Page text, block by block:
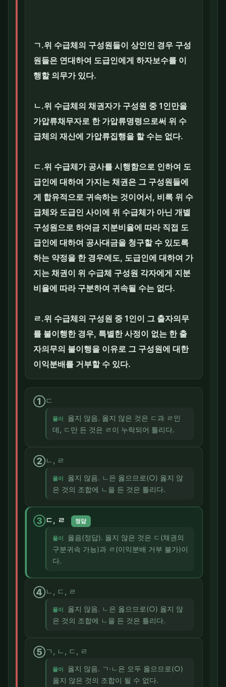
ㄱ.위 수급체의 구성원들이 상인인 경우 구성
원들은 연대하여 도급인에게 하자보수를 이
행할 의무가 있다.
ㄴ.위 수급체의 채권자가 구성원 중 1인만을
가압류채무자로 한 가압류명령으로써 위 수
급체의 재산에 가압류집행을 할 수는 없다.
ㄷ.위 수급체가 공사를 시행함으로 인하여 도
급인에 대하여 가지는 채권은 그 구성원들에
게 합유적으로 귀속하는 것이어서, 비록 위 수
급체와 도급인 사이에 위 수급체가 아닌 개별
구성원으로 하여금 지분비율에 따라 직접 도
급인에 대하여 공사대금을 청구할 수 있도록
하는 약정을 한 경우에도, 도급인에 대하여 가
지는 채권이 위 수급체 구성원 각자에게 지분
비율에 따라 구분하여 귀속될 수는 없다.
ㄹ.위 수급체의 구성원 중 1인이 그 출자의무
를 불이행한 경우, 특별한 사정이 없는 한 출
자의무의 불이행을 이유로 그 구성원에 대한
이익분배를 거부할 수 있다.
①ㄷ
풀이
옳지 않음. 옳지 않은 것은 ㄷ과 ㄹ인
데, ㄷ만 든 것은 ㄹ이 누락되어 틀리다.
②ㄴ, ㄹ
풀이
옳지 않음. ㄴ은 옳으므로(○) 옳지 않
은 것의 조합에 ㄴ을 든 것은 틀리다.
③ㄷ, ㄹ 정답
풀이
옳음(정답). 옳지 않은 것은 ㄷ(채권의
구분귀속 가능)과 ㄹ(이익분배 거부 불가)이
다.
④ㄴ, ㄷ, ㄹ
풀이
옳지 않음. ㄴ은 옳으므로(○) 옳지 않
은 것의 조합에 ㄴ을 든 것은 틀리다.
⑤ㄱ, ㄴ, ㄷ, ㄹ
풀이
옳지 않음. ㄱ·ㄴ은 모두 옳으므로(○)
옳지 않은 것의 조합이 될 수 없다.